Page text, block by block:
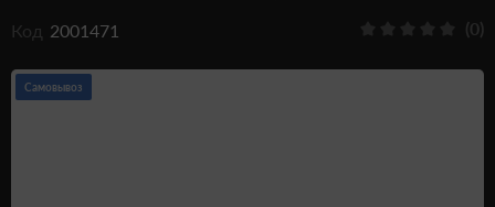
Тюнинг
Аксессуары
Код 2001471 (0)
Самовывоз